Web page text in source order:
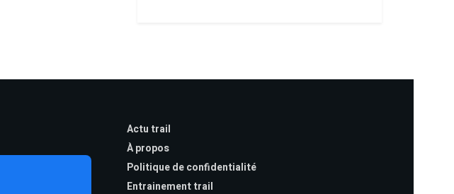
Actu trail
À propos
Politique de confidentialité
Entrainement trail